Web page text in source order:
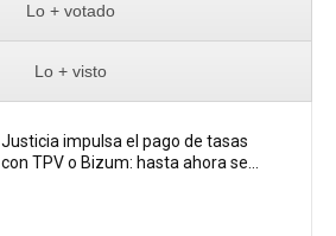
Lo + votado
Lo + visto
Justicia impulsa el pago de tasas
con TPV o Bizum: hasta ahora se...